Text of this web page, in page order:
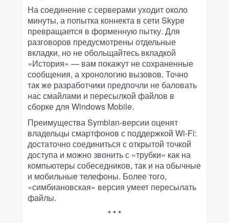
На соединение с серверами уходит около
минуты, а попытка коннекта в сети Skype
превращается в форменную пытку. Для
разговоров предусмотрены отдельные
вкладки, но не обольщайтесь вкладкой
«История» — вам покажут не сохраненные
сообщения, а хронологию вызовов. Точно
так же разработчики предпочли не баловать
нас смайлами и пересылкой файлов в
сборке для Windows Mobile.
Преимущества Symbian-версии оценят
владельцы смартфонов с поддержкой Wi-Fi:
достаточно соединиться с открытой точкой
доступа и можно звонить с «трубки» как на
компьютеры собеседников, так и на обычные
и мобильные телефоны. Более того,
«симбиановская» версия умеет пересылать
файлы.
* * *